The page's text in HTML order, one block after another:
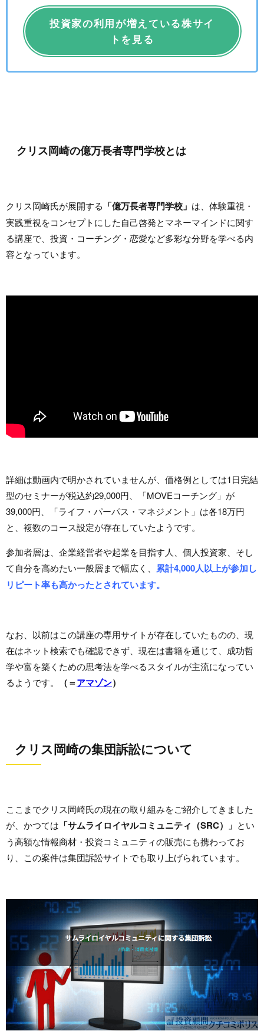
投資家の利用が増えている株サイ
トを見る
クリス岡崎の億万長者専門学校とは
クリス岡崎氏が展開する 「億万長者専門学校」 は、体験重視・
実践重視をコンセプトにした自己啓発とマネーマインドに関す
る講座で、投資・コーチング・恋愛など多彩な分野を学べる内
容となっています。
詳細は動画内で明かされていませんが、価格例としては1日完結
型のセミナーが税込約29,000円、「MOVEコーチング」が
39,000円、「ライフ・パーパス・マネジメント」は各18万円
と、複数のコース設定が存在していたようです。
参加者層は、企業経営者や起業を目指す人、個人投資家、そし
て自分を高めたい一般層まで幅広く、 累計4,000人以上が参加し
リピート率も高かったとされています。
なお、以前はこの講座の専用サイトが存在していたものの、現
在はネット検索でも確認できず、現在は書籍を通じて、成功哲
学や富を築くための思考法を学べるスタイルが主流になってい
るようです。
（＝アマゾン）
クリス岡崎の集団訴訟について
ここまでクリス岡崎氏の現在の取り組みをご紹介してきました
が、かつては 「サムライロイヤルコミュニティ（SRC）」 とい
う高額な情報商材・投資コミュニティの販売にも携わってお
り、この案件は集団訴訟サイトでも取り上げられています。